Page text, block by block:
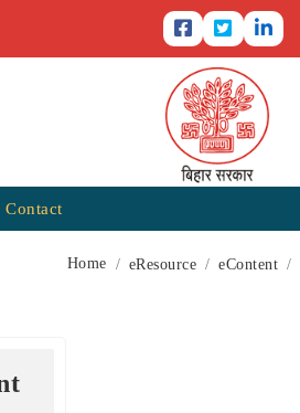
Contact
Home eResource eContent